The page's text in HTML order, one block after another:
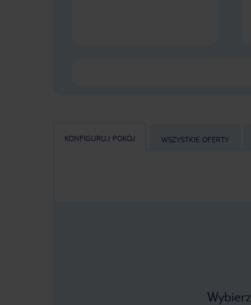
KONFIGURUJ POKÓJ WSZYSTKIE OFERTY
Wybierz